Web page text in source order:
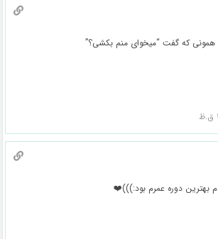
که گفت “میخوای منم بکشی؟”
بهترین دوره عمرم بود:)))❤️